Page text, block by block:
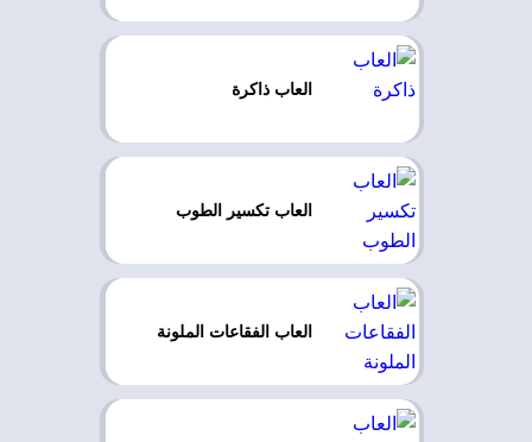
العاب ذاكرة
العاب تكسير الطوب
العاب الفقاعات الملونة